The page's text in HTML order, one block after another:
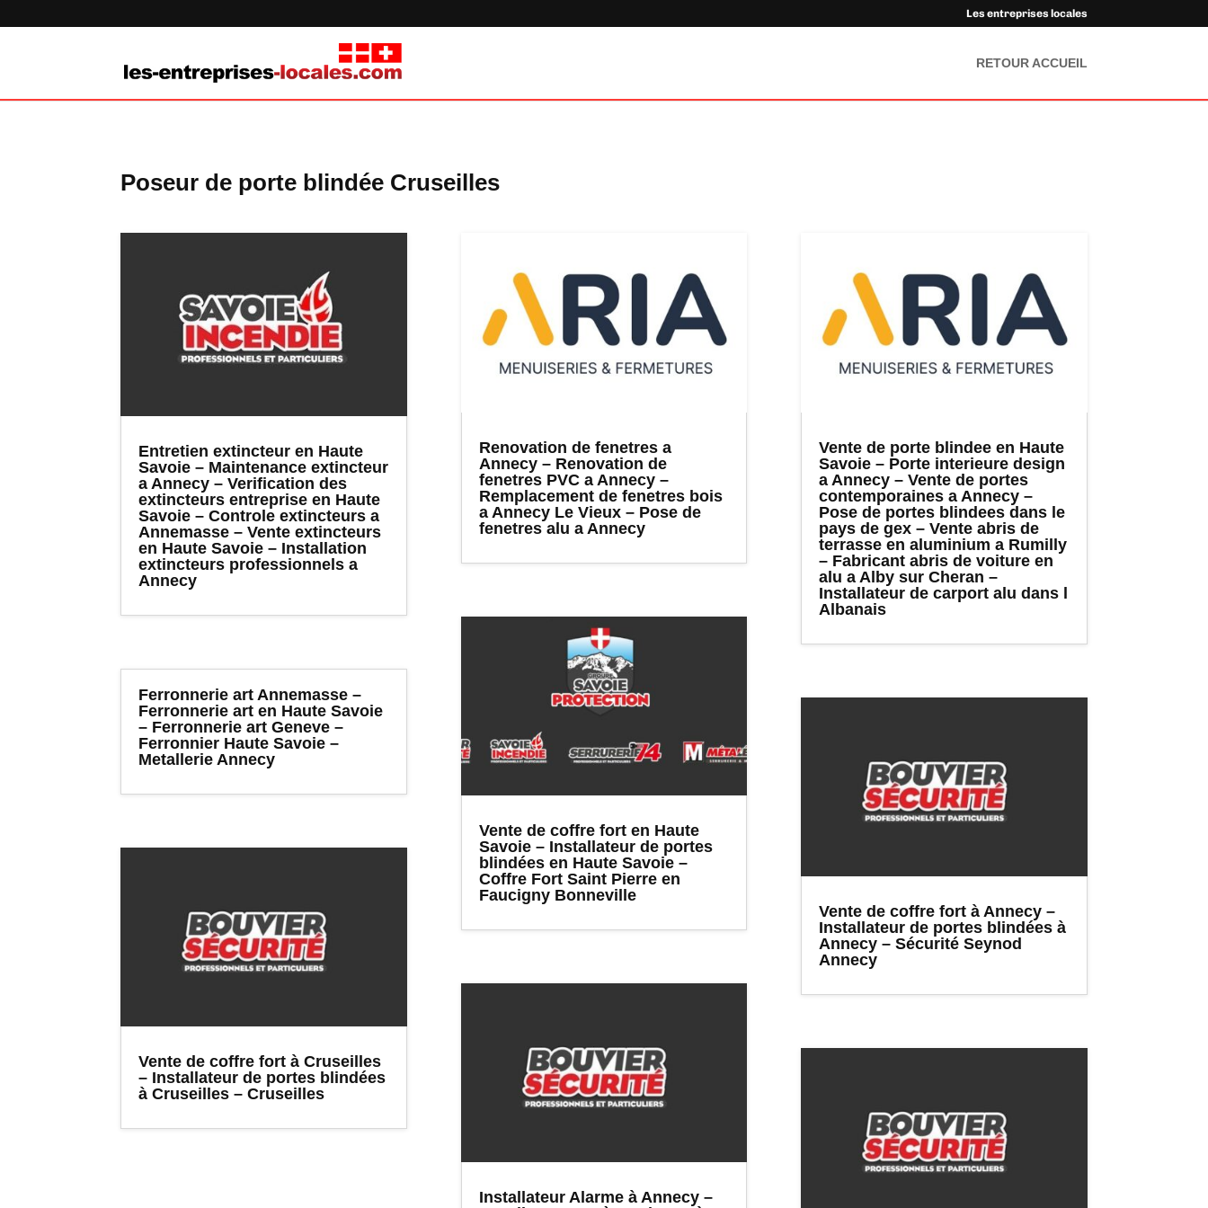
Les entreprises locales
RETOUR ACCUEIL
Poseur de porte blindée Cruseilles
Entretien extincteur en Haute
Savoie – Maintenance extincteur
a Annecy – Verification des
extincteurs entreprise en Haute
Savoie – Controle extincteurs a
Annemasse – Vente extincteurs
en Haute Savoie – Installation
extincteurs professionnels a
Annecy
Ferronnerie art Annemasse –
Ferronnerie art en Haute Savoie
– Ferronnerie art Geneve –
Ferronnier Haute Savoie –
Metallerie Annecy
Vente de coffre fort à Cruseilles
– Installateur de portes blindées
à Cruseilles – Cruseilles
Renovation de fenetres a
Annecy – Renovation de
fenetres PVC a Annecy –
Remplacement de fenetres bois
a Annecy Le Vieux – Pose de
fenetres alu a Annecy
Vente de coffre fort en Haute
Savoie – Installateur de portes
blindées en Haute Savoie –
Coffre Fort Saint Pierre en
Faucigny Bonneville
Installateur Alarme à Annecy –
Vente de porte blindee en Haute
Savoie – Porte interieure design
a Annecy – Vente de portes
contemporaines a Annecy –
Pose de portes blindees dans le
pays de gex – Vente abris de
terrasse en aluminium a Rumilly
– Fabricant abris de voiture en
alu a Alby sur Cheran –
Installateur de carport alu dans l
Albanais
Vente de coffre fort à Annecy –
Installateur de portes blindées à
Annecy – Sécurité Seynod
Annecy